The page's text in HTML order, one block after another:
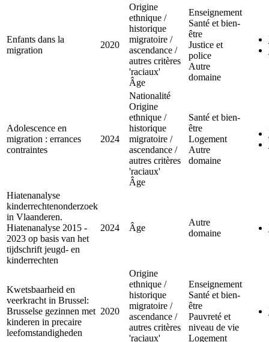
Enfants dans la
migration
2020
Origine
ethnique /
historique
migratoire /
ascendance /
autres critères
'raciaux'
Âge
Enseignement
Santé et bien-
être
Justice et
police
Autre
domaine
Adolescence en
migration : errances
contraintes
2024
Nationalité
Origine
ethnique /
historique
migratoire /
ascendance /
autres critères
'raciaux'
Âge
Santé et bien-
être
Logement
Autre
domaine
Hiatenanalyse
kinderrechtenonderzoek
in Vlaanderen.
Hiatenanalyse 2015 -
2023 op basis van het
tijdschrift jeugd- en
kinderrechten
2024 Âge
Autre
domaine
Kwetsbaarheid en
veerkracht in Brussel:
Brusselse gezinnen met
kinderen in precaire
leefomstandigheden
2020
Origine
ethnique /
historique
migratoire /
ascendance /
autres critères
'raciaux'
Enseignement
Santé et bien-
être
Pauvreté et
niveau de vie
Logement